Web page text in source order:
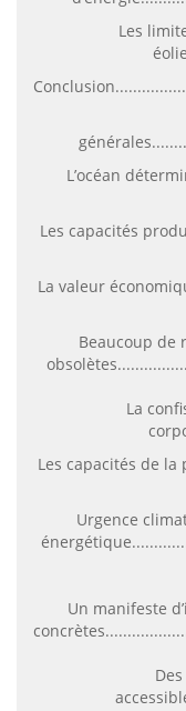
Les
L’océan
Les capacités
La valeur
Beaucoup de
La
Les capacités de la
Urgence
Un manifeste